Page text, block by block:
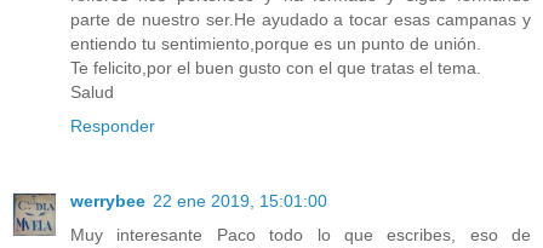
parte de nuestro ser.He ayudado a tocar esas campanas y
entiendo tu sentimiento,porque es un punto de unión.
Te felicito,por el buen gusto con el que tratas el tema.
Salud
Responder
werrybee 22 ene 2019, 15:01:00
Muy interesante Paco todo lo que escribes, eso de